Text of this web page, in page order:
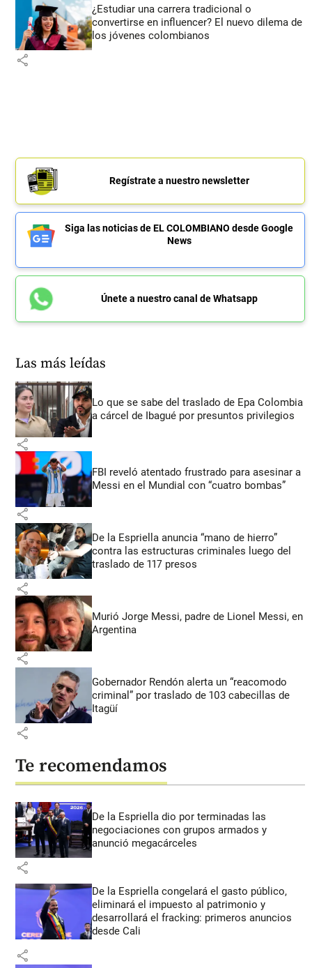
¿Estudiar una carrera tradicional o
convertirse en influencer? El nuevo dilema de
los jóvenes colombianos
share
Regístrate a nuestro newsletter
Siga las noticias de EL COLOMBIANO desde Google
News
Únete a nuestro canal de Whatsapp
Las más leídas
Lo que se sabe del traslado de Epa Colombia
a cárcel de Ibagué por presuntos privilegios
share
FBI reveló atentado frustrado para asesinar a
Messi en el Mundial con “cuatro bombas”
share
De la Espriella anuncia “mano de hierro”
contra las estructuras criminales luego del
traslado de 117 presos
share
Murió Jorge Messi, padre de Lionel Messi, en
Argentina
share
Gobernador Rendón alerta un “reacomodo
criminal” por traslado de 103 cabecillas de
Itagüí
share
Te recomendamos
De la Espriella dio por terminadas las
negociaciones con grupos armados y
anunció megacárceles
share
De la Espriella congelará el gasto público,
eliminará el impuesto al patrimonio y
desarrollará el fracking: primeros anuncios
desde Cali
share